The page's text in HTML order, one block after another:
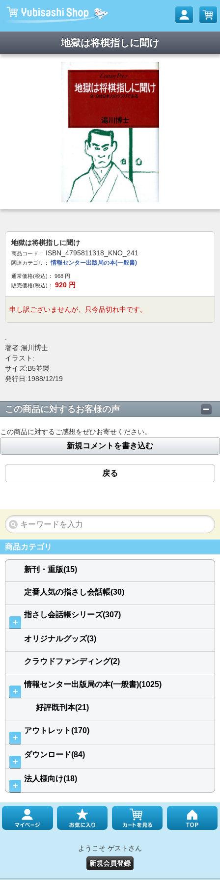
地獄は将棋指しに聞け
地獄は将棋指しに聞け
商品コード： ISBN_4795811318_KNO_241
関連カテゴリ： 情報センター出版局の本(一般書)
通常価格(税込)： 968 円
販売価格(税込)：
920 円
申し訳ございませんが、只今品切れ中です。
著者:湯川博士
イラスト:
サイズ:B5並製
発行日:1988/12/19
この商品に対するお客様の声
この商品に対するご感想をぜひお寄せください。
新規コメントを書き込む
戻る
商品カテゴリ
新刊・重版(15)
定番人気の指さし会話帳(30)
＋
指さし会話帳シリーズ(307)
オリジナルグッズ(3)
クラウドファンディング(2)
＋
情報センター出版局の本(一般書)(1025)
好評既刊本(21)
＋
アウトレット(170)
＋
ダウンロード(84)
＋
法人様向け(18)
ようこそ ゲストさん
新規会員登録